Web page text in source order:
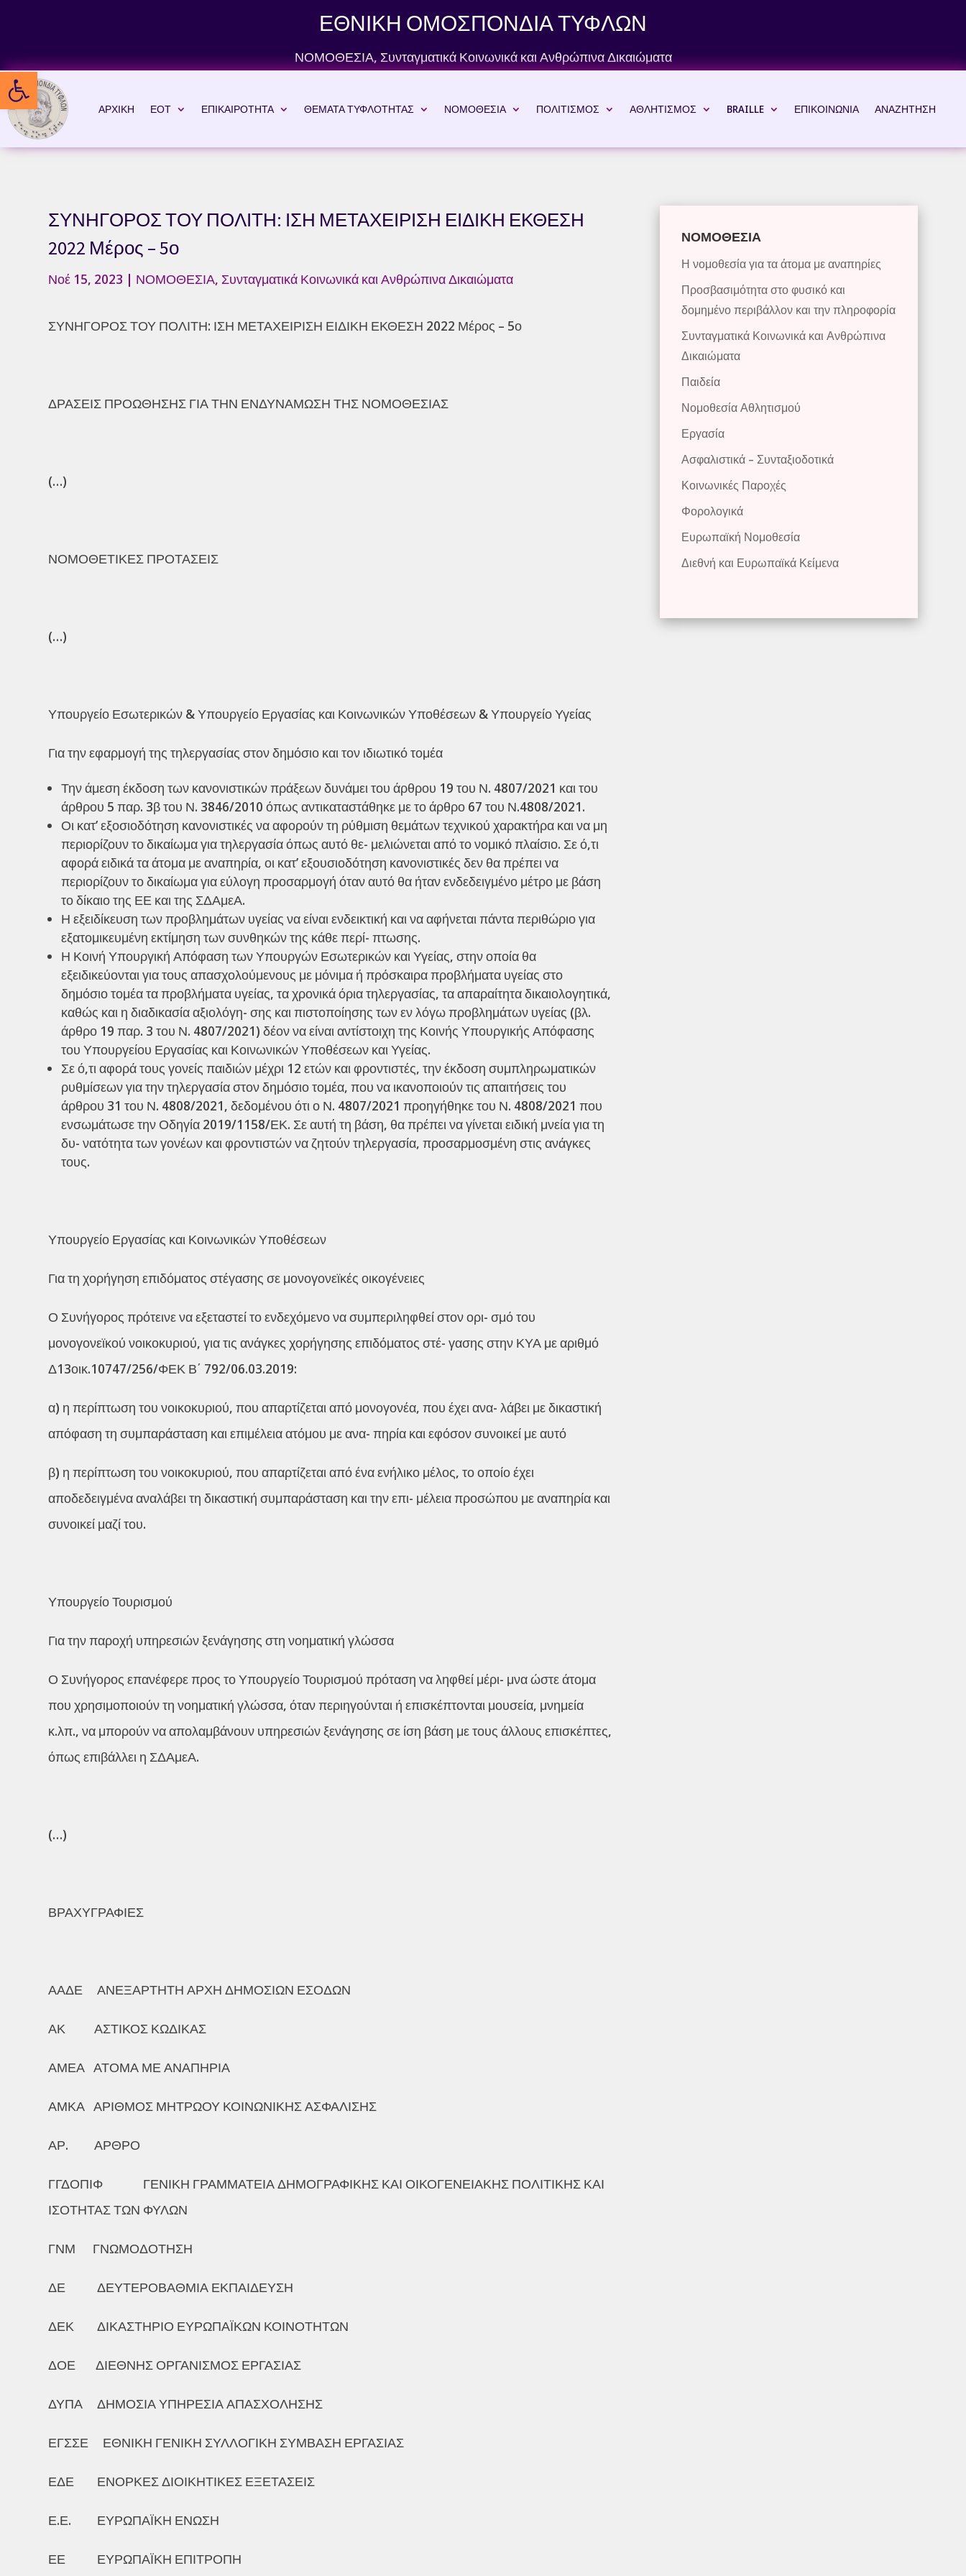
Ανοίξτε τη γραμμή εργαλείων
ΕΘΝΙΚΗ ΟΜΟΣΠΟΝΔΙΑ ΤΥΦΛΩΝ
ΝΟΜΟΘΕΣΙΑ, Συνταγματικά Κοινωνικά και Ανθρώπινα Δικαιώματα
ΑΡΧΙΚΗ ΕΟΤ ΕΠΙΚΑΙΡΟΤΗΤΑ ΘΕΜΑΤΑ ΤΥΦΛΟΤΗΤΑΣ ΝΟΜΟΘΕΣΙΑ ΠΟΛΙΤΙΣΜΟΣ ΑΘΛΗΤΙΣΜΟΣ BRAILLE ΕΠΙΚΟΙΝΩΝΙΑ ΑΝΑΖΗΤΗΣΗ
ΣΥΝΗΓΟΡΟΣ ΤΟΥ ΠΟΛΙΤΗ: ΙΣΗ ΜΕΤΑΧΕΙΡΙΣΗ ΕΙΔΙΚΗ ΕΚΘΕΣΗ
2022 Μέρος – 5ο
Νοέ 15, 2023 | ΝΟΜΟΘΕΣΙΑ, Συνταγματικά Κοινωνικά και Ανθρώπινα Δικαιώματα
ΣΥΝΗΓΟΡΟΣ ΤΟΥ ΠΟΛΙΤΗ: ΙΣΗ ΜΕΤΑΧΕΙΡΙΣΗ ΕΙΔΙΚΗ ΕΚΘΕΣΗ 2022 Μέρος – 5ο
ΔΡΑΣΕΙΣ ΠΡΟΩΘΗΣΗΣ ΓΙΑ ΤΗΝ ΕΝΔΥΝΑΜΩΣΗ ΤΗΣ ΝΟΜΟΘΕΣΙΑΣ
(…)
ΝΟΜΟΘΕΤΙΚΕΣ ΠΡΟΤΑΣΕΙΣ
(…)
Υπουργείο Εσωτερικών & Υπουργείο Εργασίας και Κοινωνικών Υποθέσεων & Υπουργείο Υγείας
Για την εφαρμογή της τηλεργασίας στον δημόσιο και τον ιδιωτικό τομέα
Την άμεση έκδοση των κανονιστικών πράξεων δυνάμει του άρθρου 19 του Ν. 4807/2021 και του
άρθρου 5 παρ. 3β του Ν. 3846/2010 όπως αντικαταστάθηκε με το άρθρο 67 του Ν.4808/2021.
Οι κατ’ εξοσιοδότηση κανονιστικές να αφορούν τη ρύθμιση θεμάτων τεχνικού χαρακτήρα και να μη
περιορίζουν το δικαίωμα για τηλεργασία όπως αυτό θε- μελιώνεται από το νομικό πλαίσιο. Σε ό,τι
αφορά ειδικά τα άτομα με αναπηρία, οι κατ’ εξουσιοδότηση κανονιστικές δεν θα πρέπει να
περιορίζουν το δικαίωμα για εύλογη προσαρμογή όταν αυτό θα ήταν ενδεδειγμένο μέτρο με βάση
το δίκαιο της ΕΕ και της ΣΔΑμεΑ.
Η εξειδίκευση των προβλημάτων υγείας να είναι ενδεικτική και να αφήνεται πάντα περιθώριο για
εξατομικευμένη εκτίμηση των συνθηκών της κάθε περί- πτωσης.
Η Κοινή Υπουργική Απόφαση των Υπουργών Εσωτερικών και Υγείας, στην οποία θα
εξειδικεύονται για τους απασχολούμενους με μόνιμα ή πρόσκαιρα προβλήματα υγείας στο
δημόσιο τομέα τα προβλήματα υγείας, τα χρονικά όρια τηλεργασίας, τα απαραίτητα δικαιολογητικά,
καθώς και η διαδικασία αξιολόγη- σης και πιστοποίησης των εν λόγω προβλημάτων υγείας (βλ.
άρθρο 19 παρ. 3 του Ν. 4807/2021) δέον να είναι αντίστοιχη της Κοινής Υπουργικής Απόφασης
του Υπουργείου Εργασίας και Κοινωνικών Υποθέσεων και Υγείας.
Σε ό,τι αφορά τους γονείς παιδιών μέχρι 12 ετών και φροντιστές, την έκδοση συμπληρωματικών
ρυθμίσεων για την τηλεργασία στον δημόσιο τομέα, που να ικανοποιούν τις απαιτήσεις του
άρθρου 31 του Ν. 4808/2021, δεδομένου ότι ο Ν. 4807/2021 προηγήθηκε του Ν. 4808/2021 που
ενσωμάτωσε την Οδηγία 2019/1158/ΕΚ. Σε αυτή τη βάση, θα πρέπει να γίνεται ειδική μνεία για τη
δυ- νατότητα των γονέων και φροντιστών να ζητούν τηλεργασία, προσαρμοσμένη στις ανάγκες
τους.
Υπουργείο Εργασίας και Κοινωνικών Υποθέσεων
Για τη χορήγηση επιδόματος στέγασης σε μονογονεϊκές οικογένειες
Ο Συνήγορος πρότεινε να εξεταστεί το ενδεχόμενο να συμπεριληφθεί στον ορι- σμό του
μονογονεϊκού νοικοκυριού, για τις ανάγκες χορήγησης επιδόματος στέ- γασης στην ΚΥΑ με αριθμό
Δ13οικ.10747/256/ΦΕΚ Β΄ 792/06.03.2019:
α) η περίπτωση του νοικοκυριού, που απαρτίζεται από μονογονέα, που έχει ανα- λάβει με δικαστική
απόφαση τη συμπαράσταση και επιμέλεια ατόμου με ανα- πηρία και εφόσον συνοικεί με αυτό
β) η περίπτωση του νοικοκυριού, που απαρτίζεται από ένα ενήλικο μέλος, το οποίο έχει
αποδεδειγμένα αναλάβει τη δικαστική συμπαράσταση και την επι- μέλεια προσώπου με αναπηρία και
συνοικεί μαζί του.
Υπουργείο Τουρισμού
Για την παροχή υπηρεσιών ξενάγησης στη νοηματική γλώσσα
Ο Συνήγορος επανέφερε προς το Υπουργείο Τουρισμού πρόταση να ληφθεί μέρι- μνα ώστε άτομα
που χρησιμοποιούν τη νοηματική γλώσσα, όταν περιηγούνται ή επισκέπτονται μουσεία, μνημεία
κ.λπ., να μπορούν να απολαμβάνουν υπηρεσιών ξενάγησης σε ίση βάση με τους άλλους επισκέπτες,
όπως επιβάλλει η ΣΔΑμεΑ.
(…)
ΒΡΑΧΥΓΡΑΦΙΕΣ
ΑΑΔΕ ΑΝΕΞΑΡΤΗΤΗ ΑΡΧΗ ΔΗΜΟΣΙΩΝ ΕΣΟΔΩΝ
ΑΚ ΑΣΤΙΚΟΣ ΚΩΔΙΚΑΣ
ΑΜΕΑ ΑΤΟΜΑ ΜΕ ΑΝΑΠΗΡΙΑ
ΑΜΚΑ ΑΡΙΘΜΟΣ ΜΗΤΡΩΟΥ ΚΟΙΝΩΝΙΚΗΣ ΑΣΦΑΛΙΣΗΣ
ΑΡ. ΑΡΘΡΟ
ΓΓΔΟΠΙΦ ΓΕΝΙΚΗ ΓΡΑΜΜΑΤΕΙΑ ΔΗΜΟΓΡΑΦΙΚΗΣ ΚΑΙ ΟΙΚΟΓΕΝΕΙΑΚΗΣ ΠΟΛΙΤΙΚΗΣ ΚΑΙ
ΙΣΟΤΗΤΑΣ ΤΩΝ ΦΥΛΩΝ
ΓΝΜ ΓΝΩΜΟΔΟΤΗΣΗ
ΔΕ ΔΕΥΤΕΡΟΒΑΘΜΙΑ ΕΚΠΑΙΔΕΥΣΗ
ΔΕΚ ΔΙΚΑΣΤΗΡΙΟ ΕΥΡΩΠΑΪΚΩΝ ΚΟΙΝΟΤΗΤΩΝ
ΔΟΕ ΔΙΕΘΝΗΣ ΟΡΓΑΝΙΣΜΟΣ ΕΡΓΑΣΙΑΣ
ΔΥΠΑ ΔΗΜΟΣΙΑ ΥΠΗΡΕΣΙΑ ΑΠΑΣΧΟΛΗΣΗΣ
ΕΓΣΣΕ ΕΘΝΙΚΗ ΓΕΝΙΚΗ ΣΥΛΛΟΓΙΚΗ ΣΥΜΒΑΣΗ ΕΡΓΑΣΙΑΣ
ΕΔΕ ΕΝΟΡΚΕΣ ΔΙΟΙΚΗΤΙΚΕΣ ΕΞΕΤΑΣΕΙΣ
Ε.Ε. ΕΥΡΩΠΑΪΚΗ ΕΝΩΣΗ
ΕΕ ΕΥΡΩΠΑΪΚΗ ΕΠΙΤΡΟΠΗ
ΝΟΜΟΘΕΣΙΑ
Η νομοθεσία για τα άτομα με αναπηρίες
Προσβασιμότητα στο φυσικό και
δομημένο περιβάλλον και την πληροφορία
Συνταγματικά Κοινωνικά και Ανθρώπινα
Δικαιώματα
Παιδεία
Νομοθεσία Αθλητισμού
Εργασία
Ασφαλιστικά – Συνταξιοδοτικά
Κοινωνικές Παροχές
Φορολογικά
Ευρωπαϊκή Νομοθεσία
Διεθνή και Ευρωπαϊκά Κείμενα